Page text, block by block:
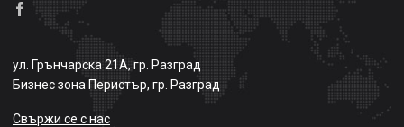
ул. Грънчарска 21А, гр. Разград
Бизнес зона Перистър, гр. Разград
Свържи се с нас